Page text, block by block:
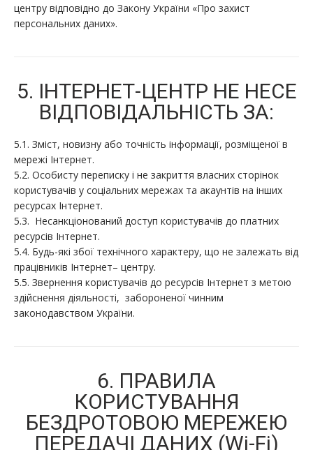
центру відповідно до Закону України «Про захист
персональних даних».
5. ІНТЕРНЕТ-ЦЕНТР НЕ НЕСЕ
ВІДПОВІДАЛЬНІСТЬ ЗА:
5.1. Зміст, новизну або точність інформації, розміщеної в
мережі Інтернет.
5.2. Особисту переписку і не закриття власних сторінок
користувачів у соціальних мережах та акаунтів на інших
ресурсах Інтернет.
5.3. Несанкціонований доступ користувачів до платних
ресурсів Інтернет.
5.4. Будь-які збої технічного характеру, що не залежать від
працівників Інтернет– центру.
5.5. Звернення користувачів до ресурсів Інтернет з метою
здійснення діяльності, забороненої чинним
законодавством України.
6. ПРАВИЛА
КОРИСТУВАННЯ
БЕЗДРОТОВОЮ МЕРЕЖЕЮ
ПЕРЕДАЧІ ДАНИХ (Wi-Fi)